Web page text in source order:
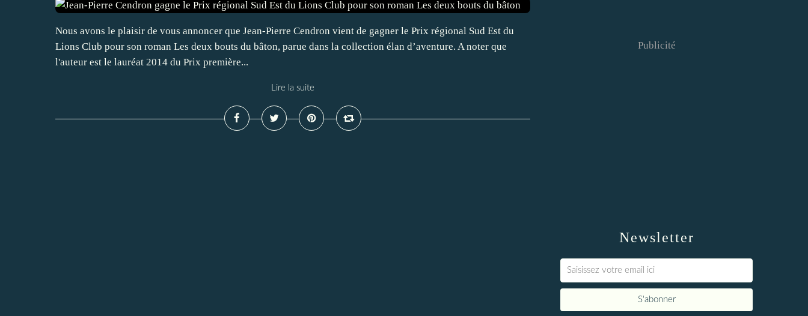
Nous avons le plaisir de vous annoncer que Jean-Pierre Cendron vient de gagner le Prix régional Sud Est du
Lions Club pour son roman Les deux bouts du bâton, parue dans la collection élan d’aventure. A noter que
l'auteur est le lauréat 2014 du Prix première...
Lire la suite
Newsletter
Publicité